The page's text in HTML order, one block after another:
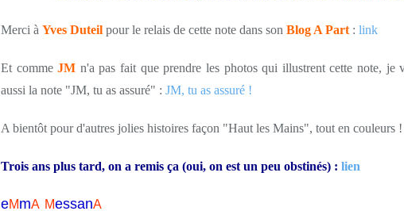
Merci à Yves Duteil pour le relais de cette note dans son Blog A Part : link
Et commeJM n'a pas fait que prendre les photos qui illustrent cette note, je
aussi la note "JM, tu as assuré" : JM, tu as assuré !
A bientôt pour d'autres jolies histoires façon "Haut les Mains", tout en couleurs !
Trois ans plus tard, on a remis ça (oui, on est un peu obstinés) : lien
eMmA MessanA